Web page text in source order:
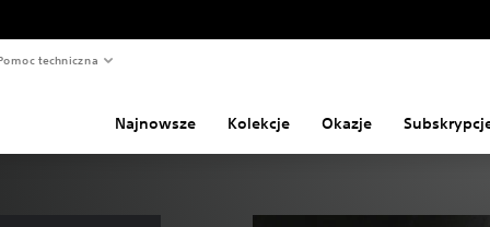
techniczna
Najnowsze Kolekcje Okazje